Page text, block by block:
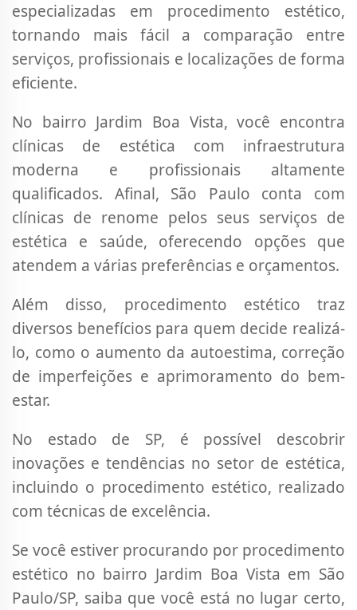
especializadas em procedimento estético,
tornando mais fácil a comparação entre
serviços, profissionais e localizações de forma
eficiente.
No bairro Jardim Boa Vista, você encontra
clínicas de estética com infraestrutura
moderna e profissionais altamente
qualificados. Afinal, São Paulo conta com
clínicas de renome pelos seus serviços de
estética e saúde, oferecendo opções que
atendem a várias preferências e orçamentos.
Além disso, procedimento estético traz
diversos benefícios para quem decide realizá-
lo, como o aumento da autoestima, correção
de imperfeições e aprimoramento do bem-
estar.
No estado de SP, é possível descobrir
inovações e tendências no setor de estética,
incluindo o procedimento estético, realizado
com técnicas de excelência.
Se você estiver procurando por procedimento
estético no bairro Jardim Boa Vista em São
Paulo/SP, saiba que você está no lugar certo,